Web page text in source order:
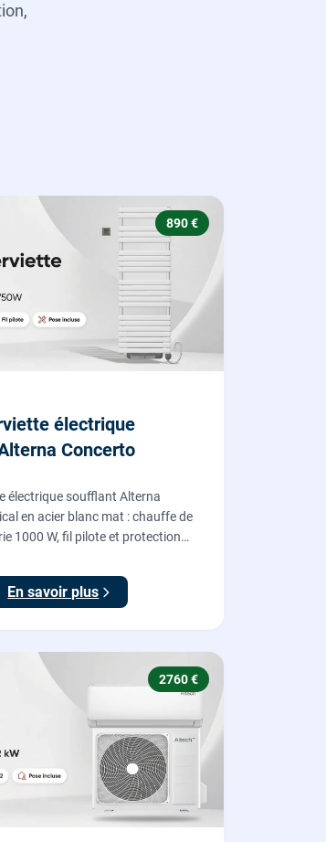
890 €
électrique
Concerto
électrique soufflant Alterna
en acier blanc mat : chauffe de
1000 W, fil pilote et protection
En savoir plus
2760 €